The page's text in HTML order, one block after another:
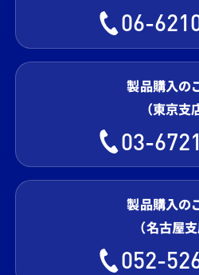
06-
製品購入の
（東京支
03-
製品購入の
（名古屋支
052-